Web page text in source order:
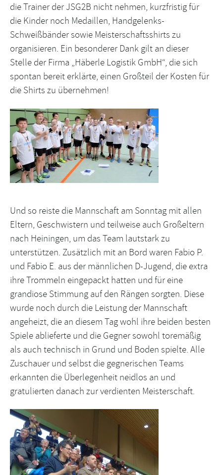
die Trainer der JSG2B nicht nehmen, kurzfristig für
die Kinder noch Medaillen, Handgelenks-
Schweißbänder sowie Meisterschaftsshirts zu
organisieren. Ein besonderer Dank gilt an dieser
Stelle der Firma „Häberle Logistik GmbH“, die sich
spontan bereit erklärte, einen Großteil der Kosten für
die Shirts zu übernehmen!
Und so reiste die Mannschaft am Sonntag mit allen
Eltern, Geschwistern und teilweise auch Großeltern
nach Heiningen, um das Team lautstark zu
unterstützen. Zusätzlich mit an Bord waren Fabio P.
und Fabio E. aus der männlichen D-Jugend, die extra
ihre Trommeln eingepackt hatten und für eine
grandiose Stimmung auf den Rängen sorgten. Diese
wurde noch durch die Leistung der Mannschaft
angeheizt, die an diesem Tag wohl ihre beiden besten
Spiele ablieferte und die Gegner sowohl toremäßig
als auch technisch in Grund und Boden spielte. Alle
Zuschauer und selbst die gegnerischen Teams
erkannten die Überlegenheit neidlos an und
gratulierten danach zur verdienten Meisterschaft.